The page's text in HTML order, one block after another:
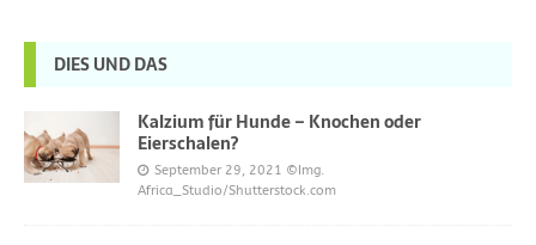
DIES UND DAS
Kalzium für Hunde – Knochen oder
Eierschalen?
September 29, 2021 ©Img.
Africa_Studio/Shutterstock.com